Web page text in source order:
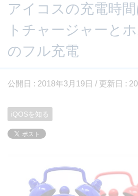
アイコスの充電時
トチャージャーと
のフル充電
公開日 : 2018年3月19日 / 更新日 :
iQOSを知る